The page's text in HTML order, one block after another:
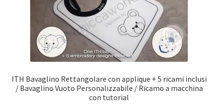
ITH Bavaglino Rettangolare con applique + 5 ricami inclusi
/ Bavaglino Vuoto Personalizzabile / Ricamo a macchina
con tutorial